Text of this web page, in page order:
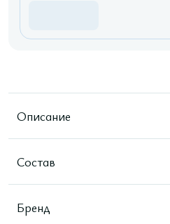
Описание
Состав
Бренд